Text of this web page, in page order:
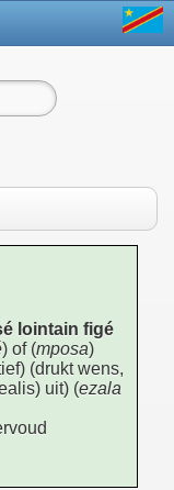
lointain figé
) of (mposa)
(drukt wens,
uit) (ezala